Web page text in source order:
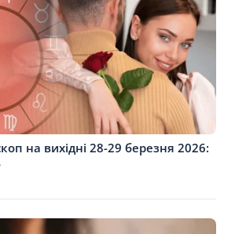
на вихідні 28-29 березня 2026: